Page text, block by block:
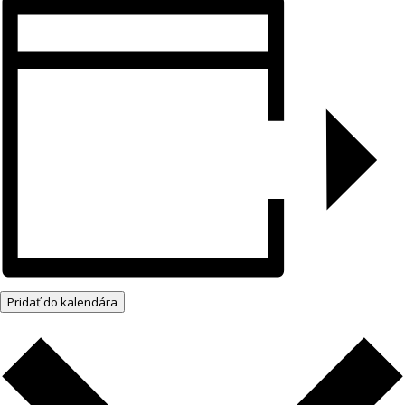
Pridať do kalendára